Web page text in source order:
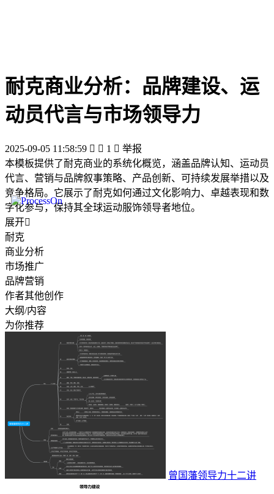
耐克商业分析：品牌建设、运
动员代言与市场领导力
2025-09-05 11:58:59   1  举报
本模板提供了耐克商业的系统化概览，涵盖品牌认知、运动员
代言、营销与品牌叙事策略、产品创新、可持续发展举措以及
竞争格局。它展示了耐克如何通过文化影响力、卓越表现和数
字化参与，保持其全球运动服饰领导者地位。
展开
耐克
商业分析
市场推广
品牌营销
作者其他创作
大纲/内容
为你推荐
曾国藩领导力十二讲